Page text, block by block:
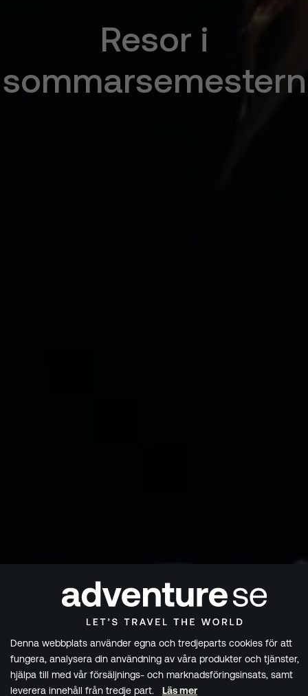
Resor i
sommarsemestern
Denna webbplats använder egna och tredjeparts cookies för att
fungera, analysera din användning av våra produkter och tjänster,
hjälpa till med vår försäljnings- och marknadsföringsinsats, samt
leverera innehåll från tredje part. Läs mer